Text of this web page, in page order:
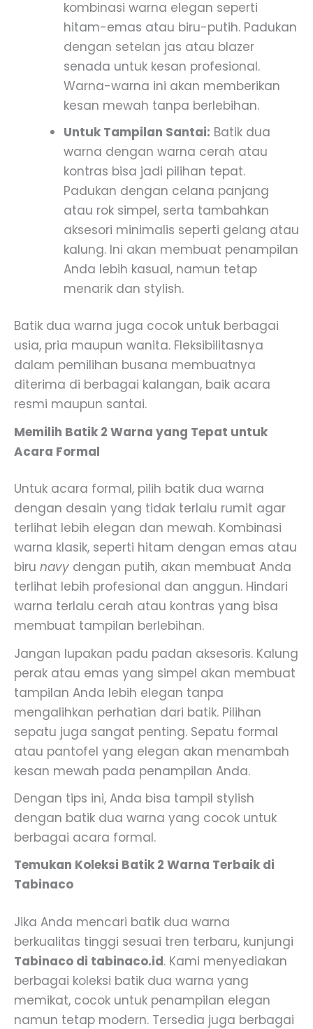
kombinasi warna elegan seperti
hitam-emas atau biru-putih. Padukan
dengan setelan jas atau blazer
senada untuk kesan profesional.
Warna-warna ini akan memberikan
kesan mewah tanpa berlebihan.
Untuk Tampilan Santai: Batik dua
warna dengan warna cerah atau
kontras bisa jadi pilihan tepat.
Padukan dengan celana panjang
atau rok simpel, serta tambahkan
aksesori minimalis seperti gelang atau
kalung. Ini akan membuat penampilan
Anda lebih kasual, namun tetap
menarik dan stylish.
Batik dua warna juga cocok untuk berbagai
usia, pria maupun wanita. Fleksibilitasnya
dalam pemilihan busana membuatnya
diterima di berbagai kalangan, baik acara
resmi maupun santai.
Memilih Batik 2 Warna yang Tepat untuk
Acara Formal
Untuk acara formal, pilih batik dua warna
dengan desain yang tidak terlalu rumit agar
terlihat lebih elegan dan mewah. Kombinasi
warna klasik, seperti hitam dengan emas atau
biru navy dengan putih, akan membuat Anda
terlihat lebih profesional dan anggun. Hindari
warna terlalu cerah atau kontras yang bisa
membuat tampilan berlebihan.
Jangan lupakan padu padan aksesoris. Kalung
perak atau emas yang simpel akan membuat
tampilan Anda lebih elegan tanpa
mengalihkan perhatian dari batik. Pilihan
sepatu juga sangat penting. Sepatu formal
atau pantofel yang elegan akan menambah
kesan mewah pada penampilan Anda.
Dengan tips ini, Anda bisa tampil stylish
dengan batik dua warna yang cocok untuk
berbagai acara formal.
Temukan Koleksi Batik 2 Warna Terbaik di
Tabinaco
Jika Anda mencari batik dua warna
berkualitas tinggi sesuai tren terbaru, kunjungi
Tabinaco di tabinaco.id. Kami menyediakan
berbagai koleksi batik dua warna yang
memikat, cocok untuk penampilan elegan
namun tetap modern. Tersedia juga berbagai